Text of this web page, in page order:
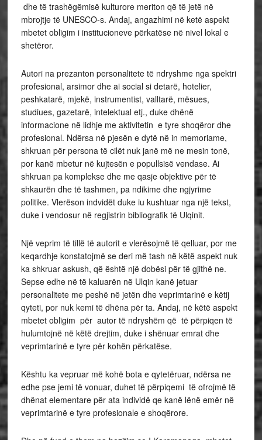
dhe të trashëgëmisë kulturore meriton që të jetë në
mbrojtje të UNESCO-s. Andaj, angazhimi në ketë aspekt
mbetet obligim i institucioneve përkatëse në nivel lokal e
shetëror.
Autori na prezanton personalitete të ndryshme nga spektri
profesional, arsimor dhe ai social si detarë, hotelier,
peshkatarë, mjekë, instrumentist, valltarë, mësues,
studiues, gazetarë, intelektual etj., duke dhënë
informacione në lidhje me aktivitetin e tyre shoqëror dhe
profesional. Ndërsa në pjesën e dytë në in memoriame,
shkruan për persona të cilët nuk janë më ne mesin tonë,
por kanë mbetur në kujtesën e popullsisë vendase. Ai
shkruan pa komplekse dhe me qasje objektive për të
shkaurën dhe të tashmen, pa ndikime dhe ngjyrime
politike. Vlerëson indvidët duke iu kushtuar nga një tekst,
duke i vendosur në regjistrin bibliografik të Ulqinit.
Një veprim të tillë të autorit e vlerësojmë të qelluar, por me
keqardhje konstatojmë se deri më tash në këtë aspekt nuk
ka shkruar askush, që është një dobësi për të gjithë ne.
Sepse edhe në të kaluarën në Ulqin kanë jetuar
personalitete me peshë në jetën dhe veprimtarinë e këtij
qyteti, por nuk kemi të dhëna për ta. Andaj, në këtë aspekt
mbetet obligim për autor të ndryshëm që të përpiqen të
hulumtojnë në këtë drejtim, duke i shënuar emrat dhe
veprimtarinë e tyre për kohën përkatëse.
Kështu ka vepruar më kohë bota e qytetëruar, ndërsa ne
edhe pse jemi të vonuar, duhet të përpiqemi të ofrojmë të
dhënat elementare për ata individë qe kanë lënë emër në
veprimtarinë e tyre profesionale e shoqërore.